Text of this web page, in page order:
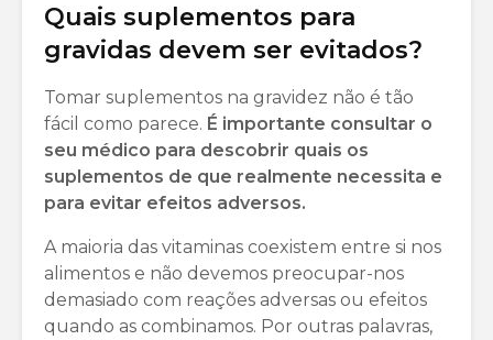
Quais suplementos para
gravidas devem ser evitados?
Tomar suplementos na gravidez não é tão
fácil como parece. É importante consultar o
seu médico para descobrir quais os
suplementos de que realmente necessita e
para evitar efeitos adversos.
A maioria das vitaminas coexistem entre si nos
alimentos e não devemos preocupar-nos
demasiado com reações adversas ou efeitos
quando as combinamos. Por outras palavras,